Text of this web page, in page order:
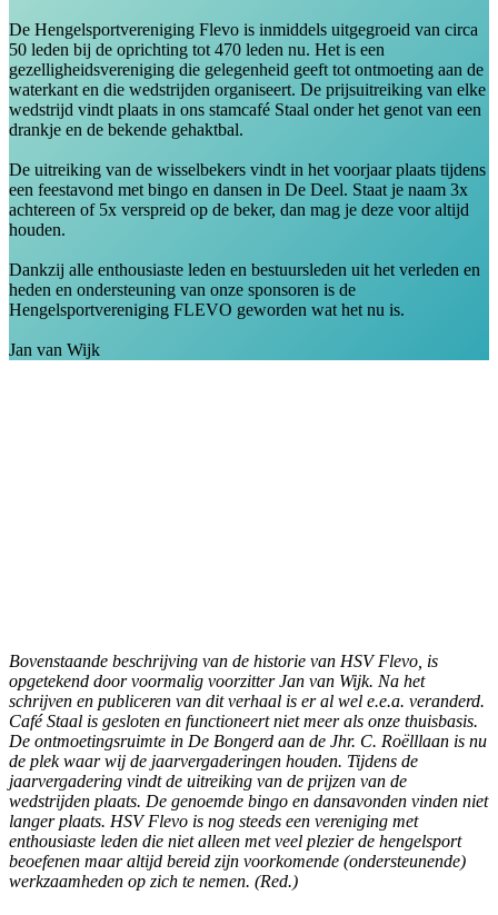
De Hengelsportvereniging Flevo is inmiddels uitgegroeid van circa
50 leden bij de oprichting tot 470 leden nu. Het is een
gezelligheidsvereniging die gelegenheid geeft tot ontmoeting aan de
waterkant en die wedstrijden organiseert. De prijsuitreiking van elke
wedstrijd vindt plaats in ons stamcafé Staal onder het genot van een
drankje en de bekende gehaktbal.
De uitreiking van de wisselbekers vindt in het voorjaar plaats tijdens
een feestavond met bingo en dansen in De Deel. Staat je naam 3x
achtereen of 5x verspreid op de beker, dan mag je deze voor altijd
houden.
Dankzij alle enthousiaste leden en bestuursleden uit het verleden en
heden en ondersteuning van onze sponsoren is de
Hengelsportvereniging FLEVO geworden wat het nu is.
Jan van Wijk
Bovenstaande beschrijving van de historie van HSV Flevo, is
opgetekend door voormalig voorzitter Jan van Wijk. Na het
schrijven en publiceren van dit verhaal is er al wel e.e.a. veranderd.
Café Staal is gesloten en functioneert niet meer als onze thuisbasis.
De ontmoetingsruimte in De Bongerd aan de Jhr. C. Roëlllaan is nu
de plek waar wij de jaarvergaderingen houden. Tijdens de
jaarvergadering vindt de uitreiking van de prijzen van de
wedstrijden plaats. De genoemde bingo en dansavonden vinden niet
langer plaats. HSV Flevo is nog steeds een vereniging met
enthousiaste leden die niet alleen met veel plezier de hengelsport
beoefenen maar altijd bereid zijn voorkomende (ondersteunende)
werkzaamheden op zich te nemen. (Red.)